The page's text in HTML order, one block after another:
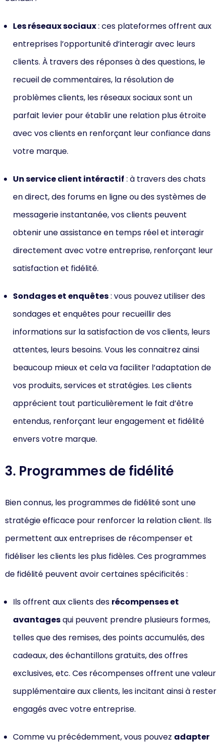
Les réseaux sociaux: ces plateformes offrent aux
entreprises l’opportunité d’interagir avec leurs
clients. À travers des réponses à des questions, le
recueil de commentaires, la résolution de
problèmes clients, les réseaux sociaux sont un
parfait levier pour établir une relation plus étroite
avec vos clients en renforçant leur confiance dans
votre marque.
Un service client intéractif : à travers des chats
en direct, des forums en ligne ou des systèmes de
messagerie instantanée, vos clients peuvent
obtenir une assistance en temps réel et interagir
directement avec votre entreprise, renforçant leur
satisfaction et fidélité.
Sondages et enquêtes: vous pouvez utiliser des
sondages et enquêtes pour recueillir des
informations sur la satisfaction de vos clients, leurs
attentes, leurs besoins. Vous les connaitrez ainsi
beaucoup mieux et cela va faciliter l’adaptation de
vos produits, services et stratégies. Les clients
apprécient tout particulièrement le fait d’être
entendus, renforçant leur engagement et fidélité
envers votre marque.
3. Programmes de fidélité
Bien connus, les programmes de fidélité sont une
stratégie efficace pour renforcer la relation client. Ils
permettent aux entreprises de récompenser et
fidéliser les clients les plus fidèles. Ces programmes
de fidélité peuvent avoir certaines spécificités :
Ils offrent aux clients des récompenses et
avantagesqui peuvent prendre plusieurs formes,
telles que des remises, des points accumulés, des
cadeaux, des échantillons gratuits, des offres
exclusives, etc. Ces récompenses offrent une valeur
supplémentaire aux clients, les incitant ainsi à rester
engagés avec votre entreprise.
Comme vu précédemment, vous pouvez adapter